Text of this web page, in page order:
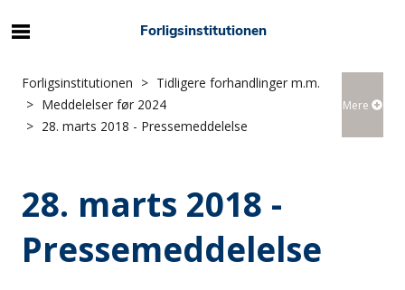
Forligsinstitutionen
Forligsinstitutionen
Tidligere forhandlinger m.m.
Meddelelser før 2024
28. marts 2018 - Pressemeddelelse
Mere
28. marts 2018 -
Pressemeddelelse